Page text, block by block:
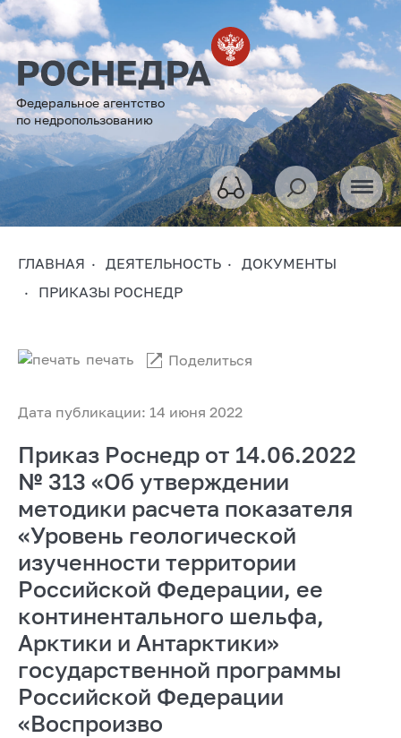
Федеральное агентство
по недропользованию
ГЛАВНАЯ ДЕЯТЕЛЬНОСТЬ
ДОКУМЕНТЫ
ПРИКАЗЫ РОСНЕДР
Дата публикации: 14 июня 2022
печать Поделиться
Приказ Роснедр от 14.06.2022
№ 313 «Об утверждении
методики расчета показателя
«Уровень геологической
изученности территории
Российской Федерации, ее
континентального шельфа,
Арктики и Антарктики»
государственной программы
Российской Федерации
«Воспроизво